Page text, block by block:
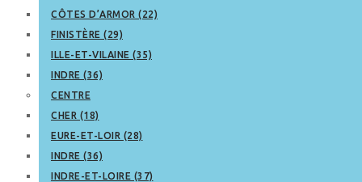
CÔTES D’ARMOR (22)
FINISTÈRE (29)
ILLE-ET-VILAINE (35)
INDRE (36)
CENTRE
CHER (18)
EURE-ET-LOIR (28)
INDRE (36)
INDRE-ET-LOIRE (37)